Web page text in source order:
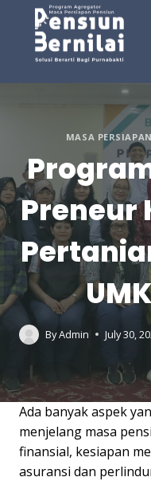
content
MASA
Preneur
ByAdmin July 30,
Ada banyak aspek
menjelang masa
finansial, kesiapan
asuransi dan